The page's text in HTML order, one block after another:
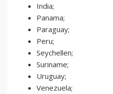
India;
Panama;
Paraguay;
Peru;
Seychellen;
Suriname;
Uruguay;
Venezuela;